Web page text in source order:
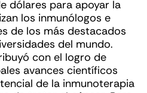
dólares para apoyar la
los inmunólogos e
de los más destacados
del mundo.
con el logro de
avances científicos
de la inmunoterapia